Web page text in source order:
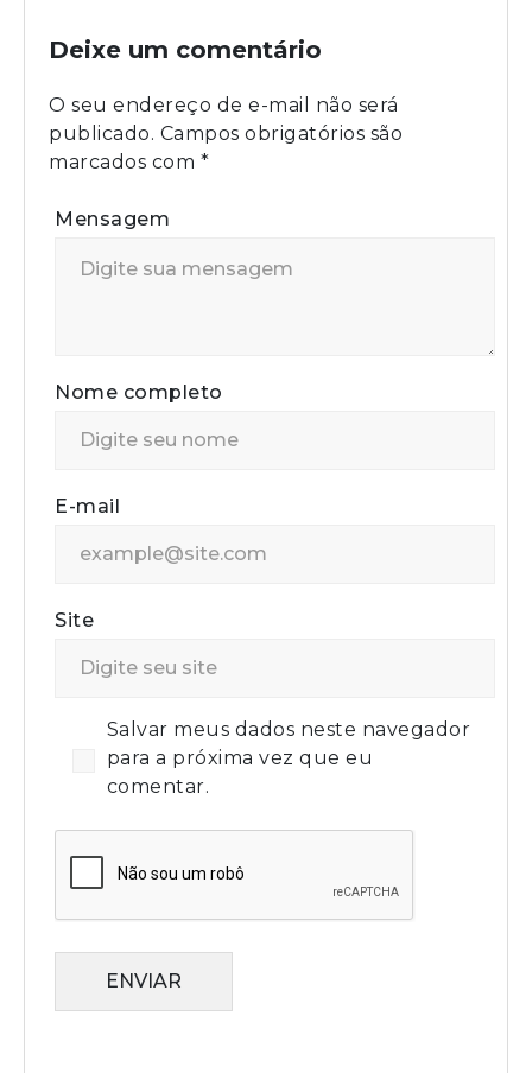
Deixe um comentário
O seu endereço de e-mail não será
publicado. Campos obrigatórios são
marcados com *
Mensagem
Nome completo
E-mail
Site
Salvar meus dados neste navegador
para a próxima vez que eu
comentar.
ENVIAR